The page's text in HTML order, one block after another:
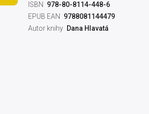
ISBN
978-80-8114-448-6
EPUB EAN
9788081144479
Autor knihy Dana Hlavatá